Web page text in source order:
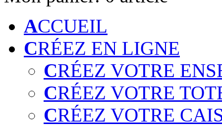
ACCUEIL
CRÉEZ EN LIGNE
CRÉEZ VOTRE
CRÉEZ VOTRE
CRÉEZ VOTRE